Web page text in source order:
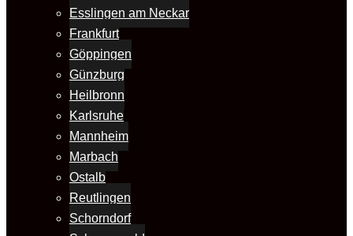
Esslingen am Neckar
Frankfurt
Göppingen
Günzburg
Heilbronn
Karlsruhe
Mannheim
Marbach
Ostalb
Reutlingen
Schorndorf